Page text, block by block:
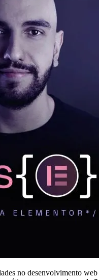
no desenvolvimento